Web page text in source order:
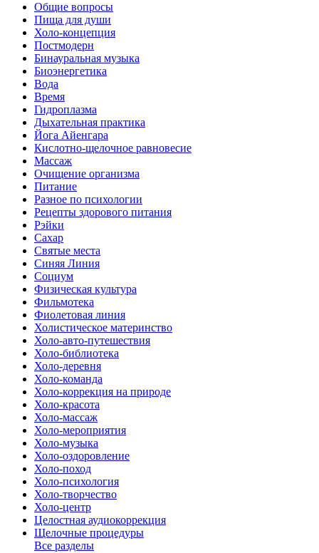
Общие вопросы
Пища для души
Холо-концепция
Постмодерн
Бинауральная музыка
Биоэнергетика
Вода
Время
Гидроплазма
Дыхательная практика
Йога Айенгара
Кислотно-щелочное равновесие
Массаж
Очищение организма
Питание
Разное по психологии
Рецепты здорового питания
Рэйки
Сахар
Святые места
Синяя Линия
Социум
Физическая культура
Фильмотека
Фиолетовая линия
Холистическое материнство
Холо-авто-путешествия
Холо-библиотека
Холо-деревня
Холо-команда
Холо-коррекция на природе
Холо-красота
Холо-массаж
Холо-мероприятия
Холо-музыка
Холо-оздоровление
Холо-поход
Холо-психология
Холо-творчество
Холо-центр
Целостная аудиокоррекция
Щелочные процедуры
Все разделы